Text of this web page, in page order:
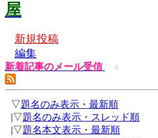
屋
新規投稿
編集
新着記事のメール受信 0
▽題名のみ表示・最新順
|▽題名のみ表示・スレッド順
|▽題名本文表示・最新順